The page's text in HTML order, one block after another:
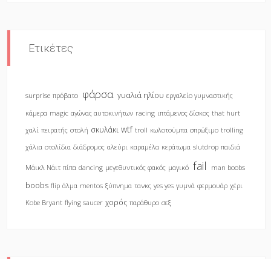
Ετικέτες
surprise πρόβατο φάρσα γυαλιά ηλίου εργαλείο γυμναστικής
κάμερα magic αγώνας αυτοκινήτων racing ιπτάμενος δίσκος that hurt
χαλί πειρατής στολή σκυλάκι wtf troll κωλοτούμπα σπρώξιμο trolling
χάλια στολίδια διάδρομος αλεύρι καραμέλα κεράτωμα slutdrop παιδιά
Μάικλ Νάιτ πίπα dancing μεγεθυντικός φακός μαγικό fail man boobs
boobs flip άλμα mentos ξύπνημα τανκς yes yes γυμνά φερμουάρ χέρι
Kobe Bryant flying saucer χορός παράθυρο σεξ